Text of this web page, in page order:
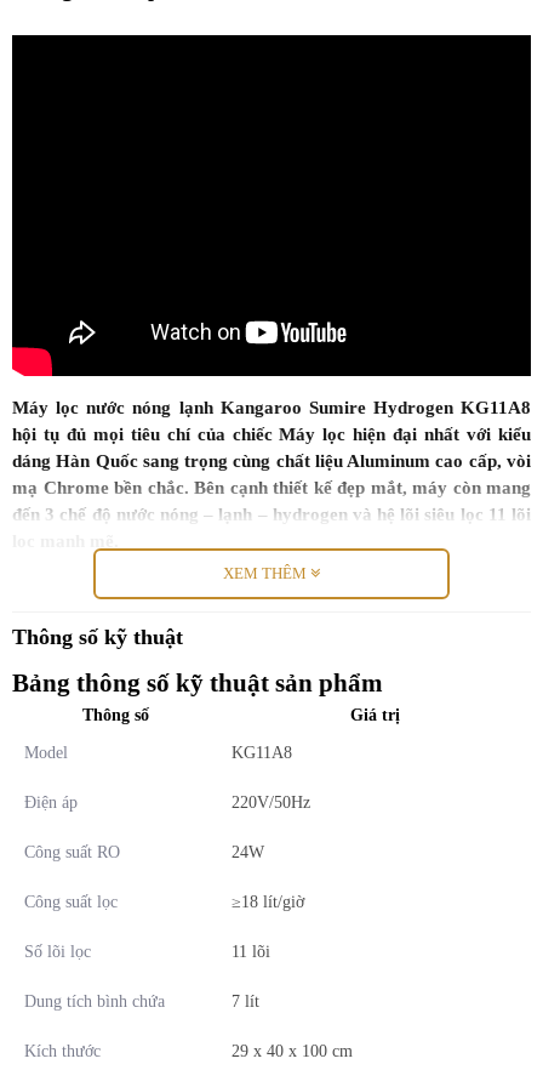
Máy lọc nước nóng lạnh Kangaroo Sumire Hydrogen KG11A8
hội tụ đủ mọi tiêu chí của chiếc Máy lọc hiện đại nhất với kiểu
dáng Hàn Quốc sang trọng cùng chất liệu Aluminum cao cấp, vòi
mạ Chrome bền chắc. Bên cạnh thiết kế đẹp mắt, máy còn mang
đến 3 chế độ nước nóng – lạnh – hydrogen và hệ lõi siêu lọc 11 lõi
Thiết kế Hàn Quốc – Nâng tầm chất lượng
Máy lọc nước Kangaroo Sumire Series 2024 vượt trội với thiết kế
XEM THÊM
Thông số kỹ thuật
Bảng thông số kỹ thuật sản phẩm
Thông số Giá trị
Model KG11A8
Điện áp 220V/50Hz
Công suất RO 24W
Công suất lọc ≥18 lít/giờ
Số lõi lọc 11 lõi
Dung tích bình chứa 7 lít
Kích thước 29 x 40 x 100 cm